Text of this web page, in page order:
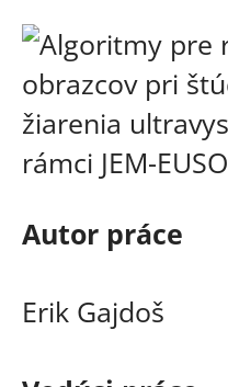
Autor práce
Erik Gajdoš